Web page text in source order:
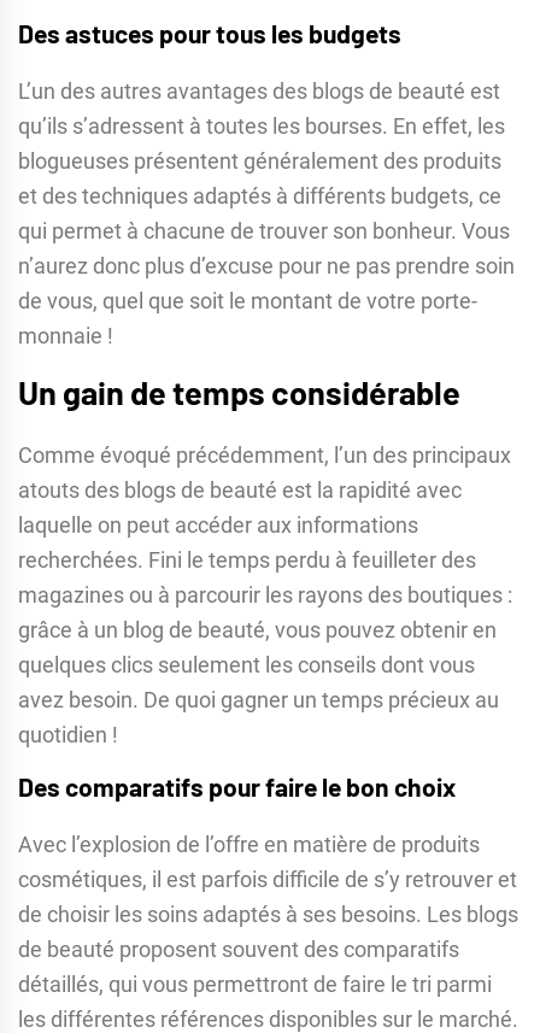
Des astuces pour tous les budgets
L’un des autres avantages des blogs de beauté est
qu’ils s’adressent à toutes les bourses. En effet, les
blogueuses présentent généralement des produits
et des techniques adaptés à différents budgets, ce
qui permet à chacune de trouver son bonheur. Vous
n’aurez donc plus d’excuse pour ne pas prendre soin
de vous, quel que soit le montant de votre porte-
monnaie !
Un gain de temps considérable
Comme évoqué précédemment, l’un des principaux
atouts des blogs de beauté est la rapidité avec
laquelle on peut accéder aux informations
recherchées. Fini le temps perdu à feuilleter des
magazines ou à parcourir les rayons des boutiques :
grâce à un blog de beauté, vous pouvez obtenir en
quelques clics seulement les conseils dont vous
avez besoin. De quoi gagner un temps précieux au
quotidien !
Des comparatifs pour faire le bon choix
Avec l’explosion de l’offre en matière de produits
cosmétiques, il est parfois difficile de s’y retrouver et
de choisir les soins adaptés à ses besoins. Les blogs
de beauté proposent souvent des comparatifs
détaillés, qui vous permettront de faire le tri parmi
les différentes références disponibles sur le marché.